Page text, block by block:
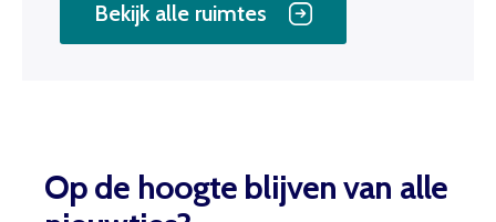
Bekijk alle ruimtes
Op de hoogte blijven van alle